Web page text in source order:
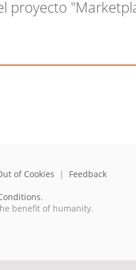
proyecto
of Cookies | Feedback
.
benefit of humanity.